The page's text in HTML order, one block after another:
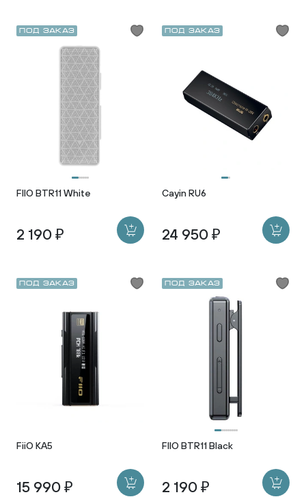
Под заказ
FIIO BTR11 White
2 190 ₽
Под заказ
Cayin RU6
24 950 ₽
Под заказ
FiiO KA5
15 990 ₽
Под заказ
FIIO BTR11 Black
2 190 ₽